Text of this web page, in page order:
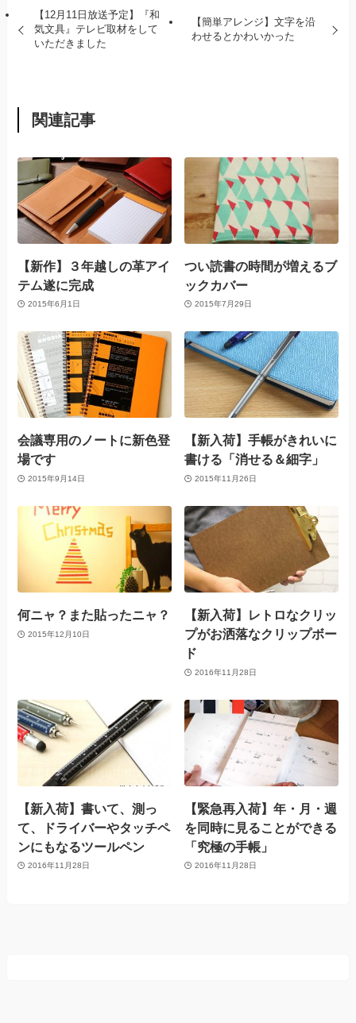
【12月11日放送予定】『和
気文具』テレビ取材をして
いただきました
【簡単アレンジ】文字を沿
わせるとかわいかった
関連記事
【新作】３年越しの革アイ
テム遂に完成
2015年6月1日
つい読書の時間が増えるブ
ックカバー
2015年7月29日
会議専用のノートに新色登
場です
2015年9月14日
【新入荷】手帳がきれいに
書ける「消せる＆細字」
2015年11月26日
何ニャ？また貼ったニャ？
2015年12月10日
【新入荷】レトロなクリッ
プがお洒落なクリップボー
ド
2016年11月28日
【新入荷】書いて、測っ
て、ドライバーやタッチペ
ンにもなるツールペン
2016年11月28日
【緊急再入荷】年・月・週
を同時に見ることができる
「究極の手帳」
2016年11月28日